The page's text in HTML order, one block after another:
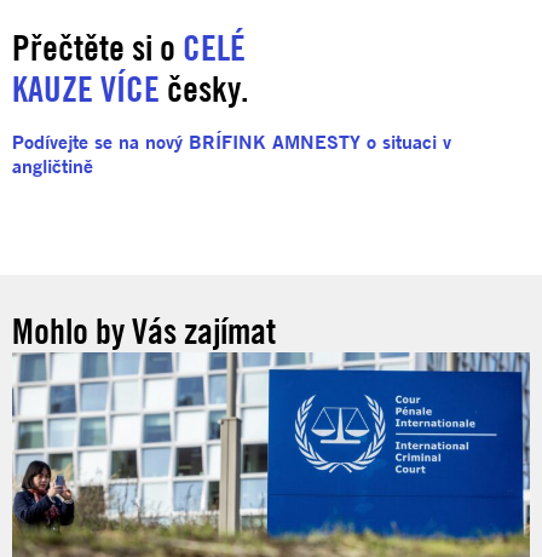
Přečtěte si o CELÉ
KAUZE VÍCE česky.
Podívejte se na nový BRÍFINK AMNESTY o situaci v
angličtině
Mohlo by Vás zajímat